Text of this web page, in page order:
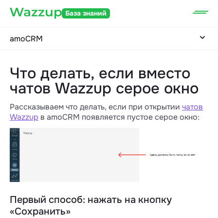
База знаний
amoCRM
Что делать, если вместо
чатов Wazzup серое окно
Рассказываем что делать, если при открытии чатов
Wazzup в amoCRM появляется пустое серое окно:
Первый способ: нажать на кнопку
«Сохранить»